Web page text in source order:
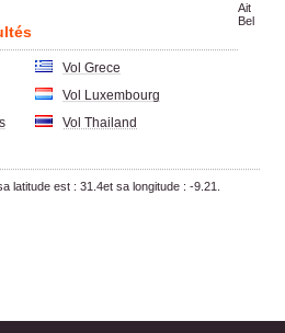
Vol Grece
Vol Luxembourg
Vol Thailand
Ait
Bel
latitude est : 31.4et sa longitude : -9.21.